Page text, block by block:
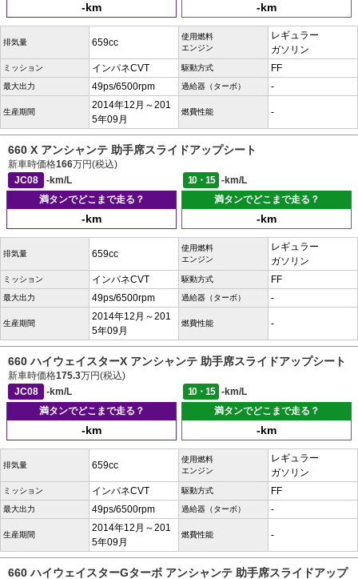
-km -km
排気量 659cc
使用燃料
エンジン
レギュラー
ガソリン
ミッション インパネCVT 駆動方式 FF
最大出力 49ps/6500rpm 過給器（ターボ） -
生産期間
2014年12月～201
5年09月
燃費性能 -
660 X アンシャンテ 助手席スライドアップシート
新車時価格166万円(税込)
JC08
-km/L 10・15
-km/L
満タンでどこまで走る？
-km
満タンでどこまで走る？
-km
排気量 659cc
使用燃料
エンジン
レギュラー
ガソリン
ミッション インパネCVT 駆動方式 FF
最大出力 49ps/6500rpm 過給器（ターボ） -
生産期間
2014年12月～201
5年09月
燃費性能 -
660 ハイウェイスターX アンシャンテ 助手席スライドアップシート
新車時価格175.3万円(税込)
JC08
-km/L 10・15
-km/L
満タンでどこまで走る？
-km
満タンでどこまで走る？
-km
排気量 659cc
使用燃料
エンジン
レギュラー
ガソリン
ミッション インパネCVT 駆動方式 FF
最大出力 49ps/6500rpm 過給器（ターボ） -
生産期間
2014年12月～201
5年09月
燃費性能 -
660 ハイウェイスターGターボ アンシャンテ 助手席スライドアップ